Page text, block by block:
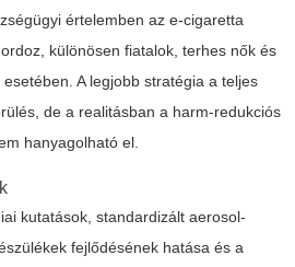
értelemben az e-cigaretta
különösen fiatalok, terhes nők és
A legjobb stratégia a teljes
de a realitásban a harm-redukciós
hanyagolható el.
kutatások, standardizált aerosol-
fejlődésének hatása és a